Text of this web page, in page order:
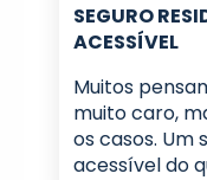
SEGURO
ACESSÍVEL
Muitos
muito caro,
os casos. Um
acessível do